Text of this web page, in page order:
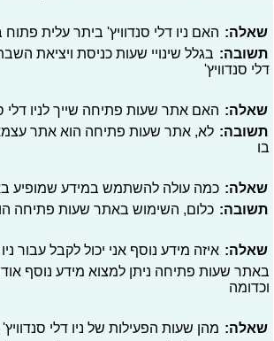
שאלה: האם ניו דלי סנדוויץ' ביתר עלית
תשובה: בגלל שינויי שעות כניסת ויציאת
דלי סנדוויץ'
שאלה: האם אתר שעות פתיחה שייך לניו דלי
תשובה: לא, אתר שעות פתיחה הוא אתר
בו
שאלה: כמה עולה להשתמש במידע שמופיע
תשובה: כלום, השימוש באתר שעות פתיחה
שאלה: איזה מידע נוסף אני יכול לקבל עבור
באתר שעות פתיחה ניתן למצוא מידע נוסף
וכדומה
שאלה: מהן שעות הפעילות של ניו דלי